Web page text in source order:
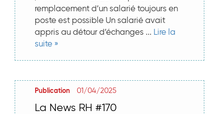
remplacement d’un salarié toujours en
poste est possible Un salarié avait
appris au détour d’échanges ... Lire la
suite »
Publication 01/04/2025
La News RH #170